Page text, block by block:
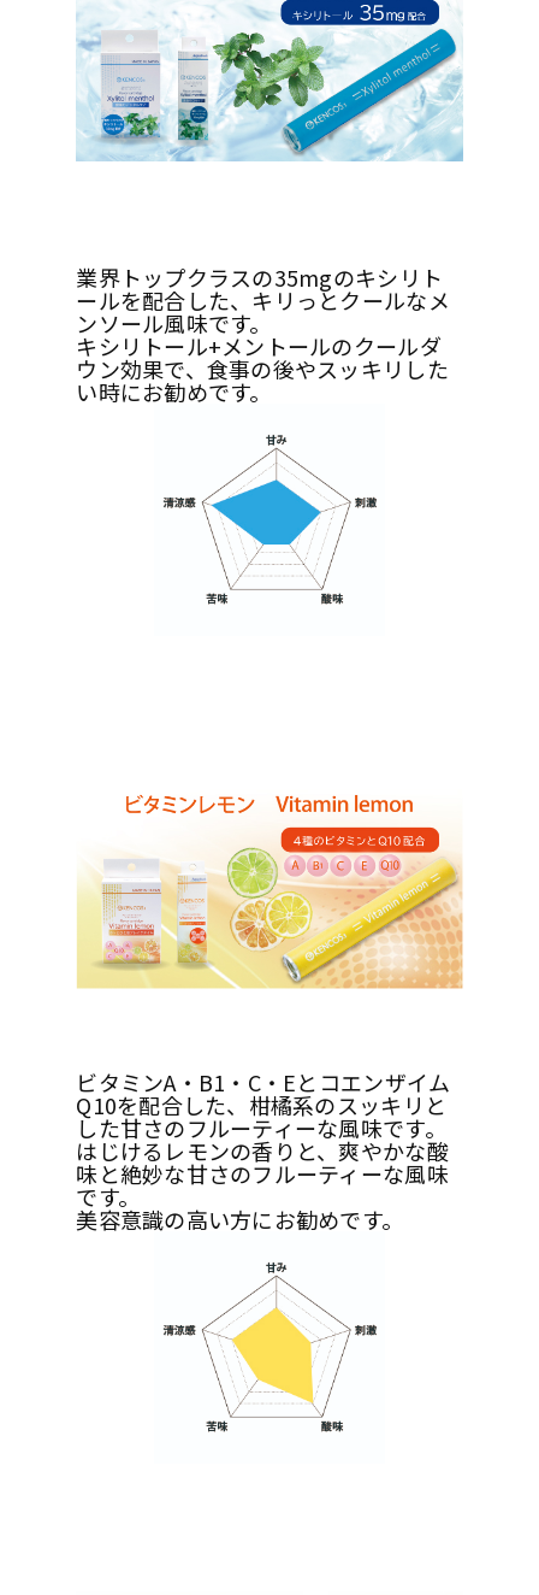
業界トップクラスの35mgのキシリト
ールを配合した、キリっとクールなメ
ンソール風味です。
キシリトール+メントールのクールダ
ウン効果で、食事の後やスッキリした
い時にお勧めです。
ビタミンA・B1・C・Eとコエンザイム
Q10を配合した、柑橘系のスッキリと
した甘さのフルーティーな風味です。
はじけるレモンの香りと、爽やかな酸
味と絶妙な甘さのフルーティーな風味
です。
美容意識の高い方にお勧めです。